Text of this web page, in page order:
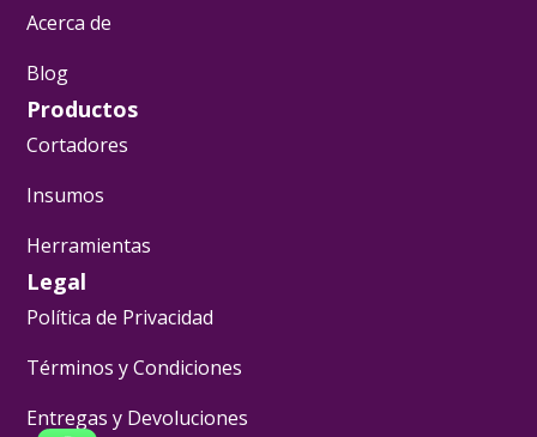
Acerca de
Blog
Productos
Cortadores
Insumos
Herramientas
Legal
Política de Privacidad
Términos y Condiciones
Entregas y Devoluciones